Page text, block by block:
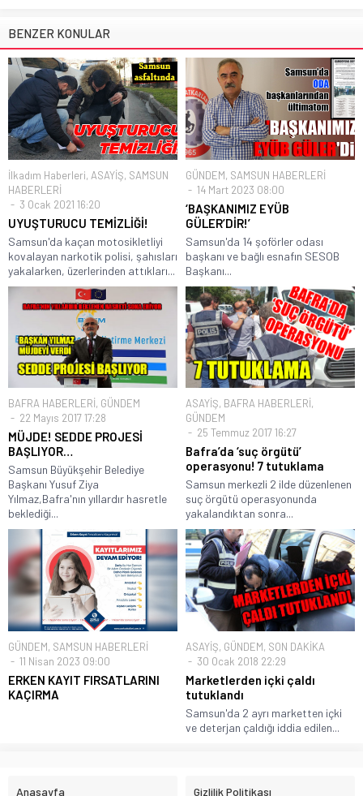
BENZER KONULAR
İlkadım Haberleri, ASAYİŞ, SAMSUN
HABERLERİ
3 Ocak 2021 16:20
UYUŞTURUCU TEMİZLİĞİ!
Samsun'da kaçan motosikletliyi
kovalayan narkotik polisi, şahısları
yakalarken, üzerlerinden attıkları...
GÜNDEM, SAMSUN HABERLERİ
14 Mart 2023 08:00
‘BAŞKANIMIZ EYÜB
GÜLER’DİR!’
Samsun'da 14 şoförler odası
başkanı ve bağlı esnafın SESOB
Başkanı...
BAFRA HABERLERİ, GÜNDEM
22 Mayıs 2017 17:28
MÜJDE! SEDDE PROJESİ
BAŞLIYOR…
Samsun Büyükşehir Belediye
Başkanı Yusuf Ziya
Yılmaz,Bafra'nın yıllardır hasretle
beklediği...
ASAYİŞ, BAFRA HABERLERİ,
GÜNDEM
25 Temmuz 2017 16:27
Bafra’da ‘suç örgütü’
operasyonu! 7 tutuklama
Samsun merkezli 2 ilde düzenlenen
suç örgütü operasyonunda
yakalandıktan sonra...
GÜNDEM, SAMSUN HABERLERİ
11 Nisan 2023 09:00
ERKEN KAYIT FIRSATLARINI
KAÇIRMA
ASAYİŞ, GÜNDEM, SON DAKİKA
30 Ocak 2018 22:29
Marketlerden içki çaldı
tutuklandı
Samsun'da 2 ayrı marketten içki
ve deterjan çaldığı iddia edilen...
Anasayfa Gizlilik Politikası